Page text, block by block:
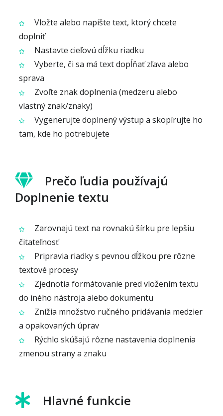
Vložte alebo napíšte text, ktorý chcete
doplniť
Nastavte cieľovú dĺžku riadku
Vyberte, či sa má text dopĺňať zľava alebo
sprava
Zvoľte znak doplnenia (medzeru alebo
vlastný znak/znaky)
Vygenerujte doplnený výstup a skopírujte ho
tam, kde ho potrebujete
Prečo ľudia používajú
Doplnenie textu
Zarovnajú text na rovnakú šírku pre lepšiu
čitateľnosť
Pripravia riadky s pevnou dĺžkou pre rôzne
textové procesy
Zjednotia formátovanie pred vložením textu
do iného nástroja alebo dokumentu
Znížia množstvo ručného pridávania medzier
a opakovaných úprav
Rýchlo skúšajú rôzne nastavenia doplnenia
zmenou strany a znaku
Hlavné funkcie